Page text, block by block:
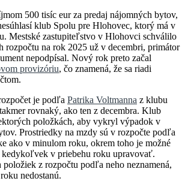
500 tisíc eur za predaj nájomných bytov,
klub Spolu pre Hlohovec, ktorý má v
Mestské zastupiteľstvo v Hlohovci schválilo
rozpočtu na rok 2025 už v decembri, primátor
nepodpísal. Nový rok preto začal
provizóriu, čo znamená, že sa riadi
je podľa Patrika Voltmanna z klubu
rovnaký, ako ten z decembra. Klub
položkách, aby vykryl výpadok v
Prostriedky na mzdy sú v rozpočte podľa
ako v minulom roku, okrem toho je možné
v priebehu roku upravovať.
z rozpočtu podľa neho neznamená,
nedostanú.